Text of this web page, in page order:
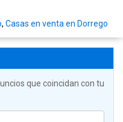
, Casas en venta en Dorrego
que coincidan con tu